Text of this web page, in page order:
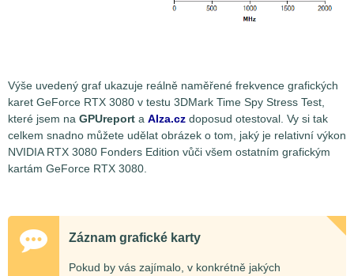
Výše uvedený graf ukazuje reálně naměřené frekvence grafických
karet GeForce RTX 3080 v testu 3DMark Time Spy Stress Test,
které jsem na GPUreport a Alza.cz doposud otestoval. Vy si tak
celkem snadno můžete udělat obrázek o tom, jaký je relativní výkon
NVIDIA RTX 3080 Fonders Edition vůči všem ostatním grafickým
kartám GeForce RTX 3080.
Záznam grafické karty
Pokud by vás zajímalo, v konkrétně jakých